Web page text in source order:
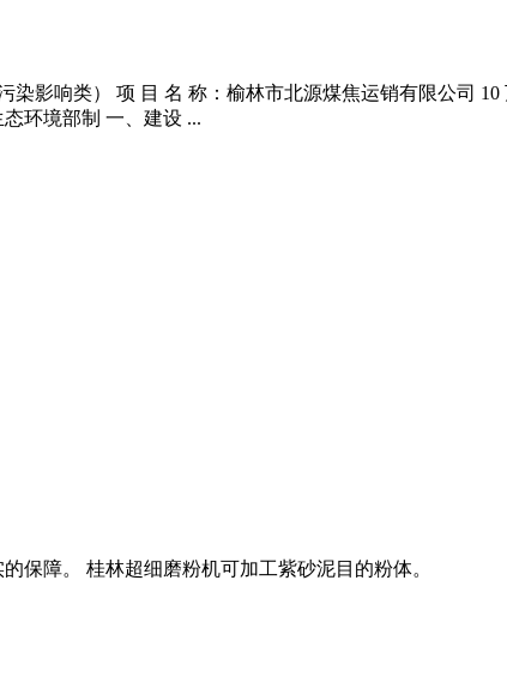
影响类） 项 目 名 称：榆林市北源煤焦运销有限公司
环境部制 一、建设 ...
保障。 桂林超细磨粉机可加工紫砂泥目的粉体。